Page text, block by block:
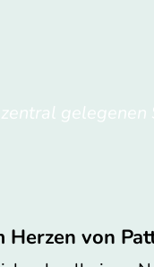
gelegenen
von